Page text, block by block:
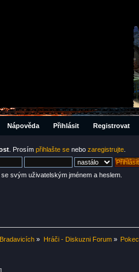
Nápověda Přihlásit Registrovat
. Prosím přihlašte se nebo zaregistrujte
se svým uživatelským jménem a heslem.
» Hráči - Diskuzni Forum» Pokec